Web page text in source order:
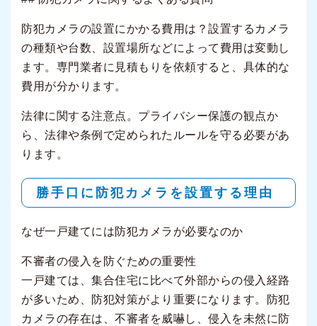
防犯カメラの設置にかかる費用は？設置するカメラ
の種類や台数、設置場所などによって費用は変動し
ます。専門業者に見積もりを依頼すると、具体的な
費用が分かります。
法律に関する注意点。プライバシー保護の観点か
ら、法律や条例で定められたルールを守る必要があ
ります。
勝手口に防犯カメラを設置する理由
なぜ一戸建てには防犯カメラが必要なのか
不審者の侵入を防ぐための重要性
一戸建ては、集合住宅に比べて外部からの侵入経路
が多いため、防犯対策がより重要になります。防犯
カメラの存在は、不審者を威嚇し、侵入を未然に防